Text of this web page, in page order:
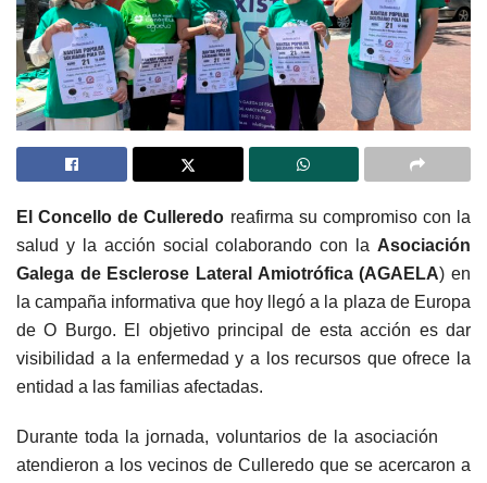
El Concello de Culleredo reafirma su compromiso con la
salud y la acción social colaborando con la Asociación
Galega de Esclerose Lateral Amiotrófica (AGAELA) en
la campaña informativa que hoy llegó a la plaza de Europa
de O Burgo. El objetivo principal de esta acción es dar
visibilidad a la enfermedad y a los recursos que ofrece la
entidad a las familias afectadas.
Durante toda la jornada, voluntarios de la asociación
atendieron a los vecinos de Culleredo que se acercaron a